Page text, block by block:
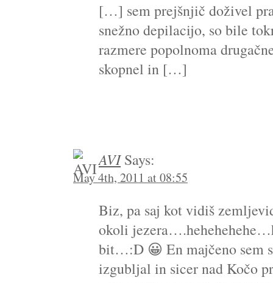
[…] sem prejšnjič doživel
snežno depilacijo, so bile
razmere popolnoma
skopnel in […]
AVISays:
May 4th, 2011 at 08:55
Biz, pa saj kot vidiš
okoli
bit…:D 😀 En majčeno sem
izgubljal in sicer nad Kočo